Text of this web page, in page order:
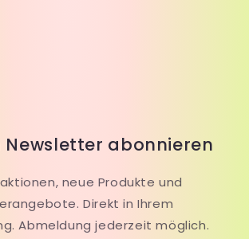
Newsletter abonnieren
neue Produkte und
Direkt in Ihrem
Abmeldung jederzeit möglich.